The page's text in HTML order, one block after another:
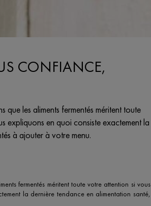
CONFIANCE,
les aliments fermentés méritent toute
expliquons en quoi consiste exactement la
à ajouter à votre menu.
fermentés méritent toute votre attention si vous
la dernière tendance en alimentation santé,